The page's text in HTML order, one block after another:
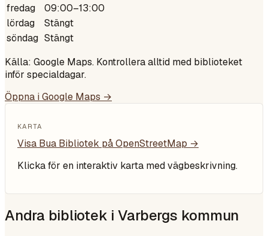
fredag
09:00–13:00
lördag
Stängt
söndag Stängt
Källa: Google Maps. Kontrollera alltid med biblioteket
inför specialdagar.
Öppna i Google Maps →
KARTA
Visa Bua Bibliotek på OpenStreetMap →
Klicka för en interaktiv karta med vägbeskrivning.
Andra bibliotek i Varbergs kommun